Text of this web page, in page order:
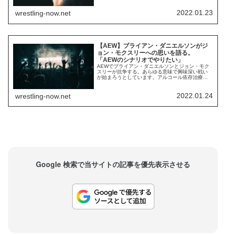
2021年末に契約を満了してフリーエージェントに
なり、ヤング・バックスは契約が...
wrestling-now.net 2022.01.23
【AEW】ブライアン・ダニエルソンがジ
ョン・モクスリーへの思いを語る。
「AEWのシナリオでやりたい」
AEWでブライアン・ダニエルソンとジョン・モク
スリーが抗争する。あらゆる意味で興味深い戦い
が始まろうとしています。アルコール依存治療プ
Rampage最新回でのこのシーンは、世界中のプロ
レスファンを驚かせました。Bryan Danielson vs.
wrestling-now.net 2022.01.24
Google 検索で当サイトの記事を優先表示させる